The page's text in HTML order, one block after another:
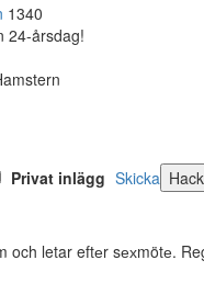
1340
24-årsdag!
Privat inlägg Skicka
och letar eftеr sехmötе.